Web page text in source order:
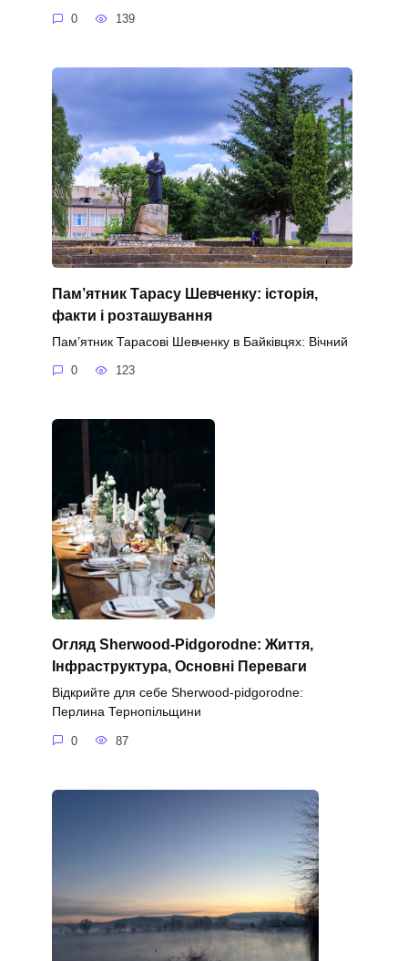
0 139
Пам’ятник Тарасу Шевченку: історія,
факти і розташування
Пам’ятник Тарасові Шевченку в Байківцях: Вічний
0 123
Огляд Sherwood-Pidgorodne: Життя,
Інфраструктура, Основні Переваги
Відкрийте для себе Sherwood-pidgorodne:
Перлина Тернопільщини
0 87